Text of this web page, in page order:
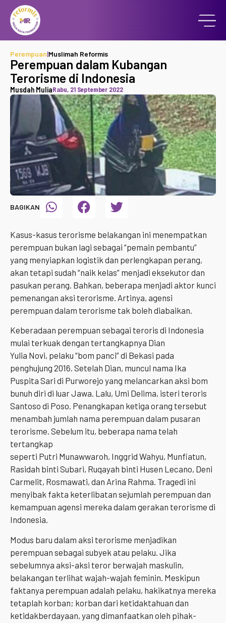
Perempuan|Muslimah Reformis
Perempuan dalam Kubangan
Terorisme di Indonesia
Musdah MuliaRabu, 21 September 2022
BAGIKAN
Kasus-kasus terorisme belakangan ini menempatkan
perempuan bukan lagi sebagai “pemain pembantu”
yang menyiapkan logistik dan perlengkapan perang,
akan tetapi sudah “naik kelas” menjadi eksekutor dan
pasukan perang. Bahkan, beberapa menjadi aktor kunci
pemenangan aksi terorisme. Artinya, agensi
perempuan dalam terorisme tak boleh diabaikan.
Keberadaan perempuan sebagai teroris di Indonesia
mulai terkuak dengan tertangkapnya Dian
Yulia Novi, pelaku “bom panci” di Bekasi pada
penghujung 2016. Setelah Dian, muncul nama Ika
Puspita Sari di Purworejo yang melancarkan aksi bom
bunuh diri di luar Jawa. Lalu, Umi Delima, isteri teroris
Santoso di Poso. Penangkapan ketiga orang tersebut
menambah jumlah nama perempuan dalam pusaran
terorisme. Sebelum itu, beberapa nama telah
tertangkap
seperti Putri Munawwaroh, Inggrid Wahyu, Munfiatun,
Rasidah binti Subari, Ruqayah binti Husen Lecano, Deni
Carmelit, Rosmawati, dan Arina Rahma. Tragedi ini
menyibak fakta keterlibatan sejumlah perempuan dan
kemampuan agensi mereka dalam gerakan terorisme di
Indonesia.
Modus baru dalam aksi terorisme menjadikan
perempuan sebagai subyek atau pelaku. Jika
sebelumnya aksi-aksi teror berwajah maskulin,
belakangan terlihat wajah-wajah feminin. Meskipun
faktanya perempuan adalah pelaku, hakikatnya mereka
tetaplah korban; korban dari ketidaktahuan dan
ketidakberdayaan, yang dimanfaatkan oleh pihak-